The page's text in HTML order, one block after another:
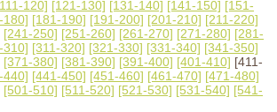
120] [121-130] [131-140] [141-150] [151-
180] [181-190] [191-200] [201-210] [211-220]
[241-250] [251-260] [261-270] [271-280] [281-
310] [311-320] [321-330] [331-340] [341-350]
[371-380] [381-390] [391-400] [401-410] [411-
440] [441-450] [451-460] [461-470] [471-480]
[501-510] [511-520] [521-530] [531-540] [541-